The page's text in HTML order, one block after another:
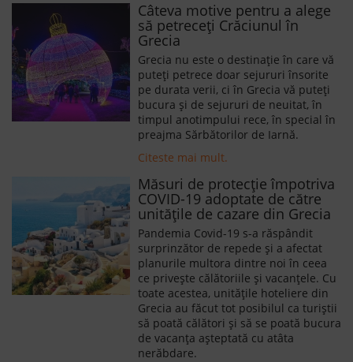
Câteva motive pentru a alege
să petreceți Crăciunul în
Grecia
Grecia nu este o destinație în care vă
puteți petrece doar sejururi însorite
pe durata verii, ci în Grecia vă puteți
bucura și de sejururi de neuitat, în
timpul anotimpului rece, în special în
preajma Sărbătorilor de Iarnă.
Citeste mai mult.
Măsuri de protecție împotriva
COVID-19 adoptate de către
unitățile de cazare din Grecia
Pandemia Covid-19 s-a răspândit
surprinzător de repede și a afectat
planurile multora dintre noi în ceea
ce privește călătoriile și vacanțele. Cu
toate acestea, unitățile hoteliere din
Grecia au făcut tot posibilul ca turiștii
să poată călători și să se poată bucura
de vacanța așteptată cu atâta
nerăbdare.